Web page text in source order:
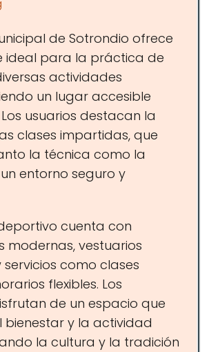
de Sotrondio ofrece
ideal para la práctica de
actividades
un lugar accesible
usuarios destacan la
clases impartidas, que
la técnica como la
entorno seguro y
cuenta con
modernas, vestuarios
como clases
flexibles. Los
de un espacio que
bienestar y la actividad
la cultura y la tradición